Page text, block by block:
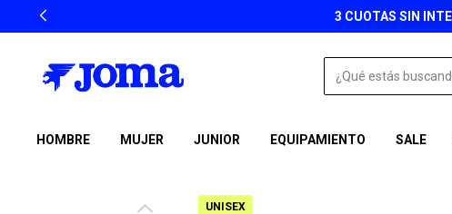
A PARTIR DE $129.900
HOMBRE MUJER JUNIOR EQUIPAMIENTO SALE
UNISEX